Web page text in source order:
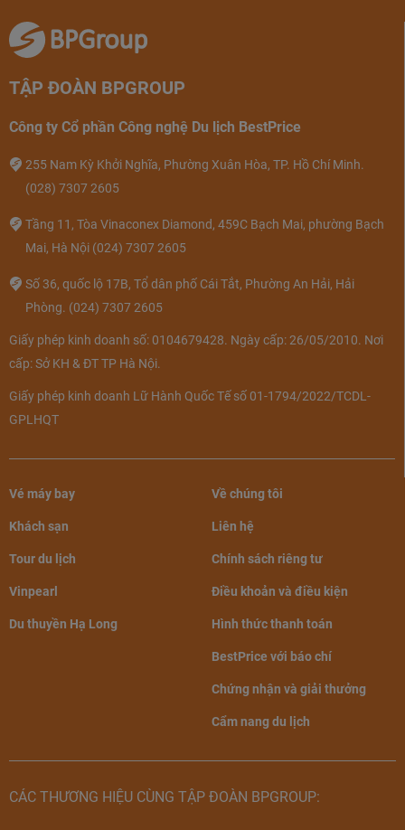
Phòng Classic
Phòng Superior
Diện tích: 46m2
Sức chứa tối đa: 2 người lớn, 1 trẻ em
Gồm 2 giường đơn/1 giường đôi
Hướng biển
Phòng Superior
Phòng Deluxe
TẬP ĐOÀN BPGROUP
Công ty Cổ phần Công nghệ Du lịch BestPrice
255 Nam Kỳ Khởi Nghĩa, Phường Xuân Hòa, TP. Hồ Chí Minh.
(028) 7307 2605
Tầng 11, Tòa Vinaconex Diamond, 459C Bạch Mai, phường Bạch
Mai, Hà Nội (024) 7307 2605
Số 36, quốc lộ 17B, Tổ dân phố Cái Tắt, Phường An Hải, Hải
Phòng. (024) 7307 2605
Giấy phép kinh doanh số: 0104679428. Ngày cấp: 26/05/2010. Nơi
cấp: Sở KH & ĐT TP Hà Nội.
Giấy phép kinh doanh Lữ Hành Quốc Tế số 01-1794/2022/TCDL-
GPLHQT
Vé máy bay
Khách sạn
Tour du lịch
Vinpearl
Du thuyền Hạ Long
Về chúng tôi
Liên hệ
Chính sách riêng tư
Điều khoản và điều kiện
Hình thức thanh toán
BestPrice với báo chí
Chứng nhận và giải thưởng
Cẩm nang du lịch
CÁC THƯƠNG HIỆU CÙNG TẬP ĐOÀN BPGROUP: